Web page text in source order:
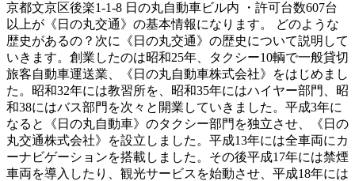
京都文京区後楽1-1-8 日の丸自動車ビル内 ・許可台数607台
以上が《日の丸交通》の基本情報になります。 どのような
歴史があるの？次に《日の丸交通》の歴史について説明して
いきます。創業したのは昭和25年、タクシー10輌で一般貸切
旅客自動車運送業、《日の丸自動車株式会社》をはじめまし
た。昭和32年には教習所を、昭和35年にはハイヤー部門、昭
和38にはバス部門を次々と開業していきました。平成3年に
なると《日の丸自動車》のタクシー部門を独立させ、《日の
丸交通株式会社》を設立しました。平成13年には全車両にカ
ーナビゲーションを搭載しました。その後平成17年には禁煙
車両を導入したり、観光サービスを始動させ、平成18年には